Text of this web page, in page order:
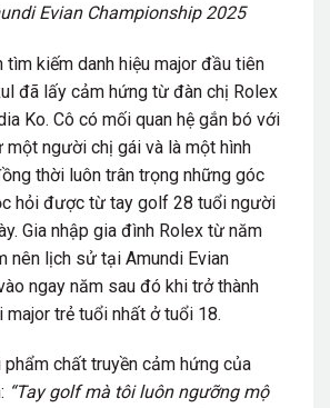
Evian Championship 2025
tìm kiếm danh hiệu major đầu tiên
đã lấy cảm hứng từ đàn chị Rolex
Ko. Cô có mối quan hệ gắn bó với
một người chị gái và là một hình
thời luôn trân trọng những góc
hỏi được từ tay golf 28 tuổi người
Gia nhập gia đình Rolex từ năm
nên lịch sử tại Amundi Evian
ngay năm sau đó khi trở thành
major trẻ tuổi nhất ở tuổi 18.
phẩm chất truyền cảm hứng của
“Tay golf mà tôi luôn ngưỡng mộ